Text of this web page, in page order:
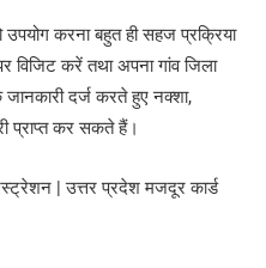
करना बहुत ही सहज प्रक्रिया
करें तथा अपना गांव जिला
दर्ज करते हुए नक्शा,
प्राप्त कर सकते हैं।
| उत्तर प्रदेश मजदूर कार्ड